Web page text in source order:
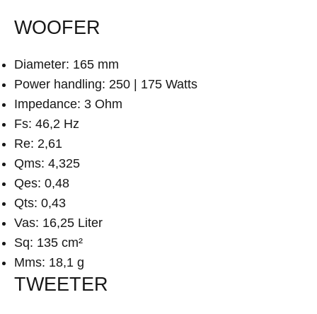
WOOFER
Diameter: 165 mm
Power handling: 250 | 175 Watts
Impedance: 3 Ohm
Fs: 46,2 Hz
Re: 2,61
Qms: 4,325
Qes: 0,48
Qts: 0,43
Vas: 16,25 Liter
Sq: 135 cm²
Mms: 18,1 g
TWEETER